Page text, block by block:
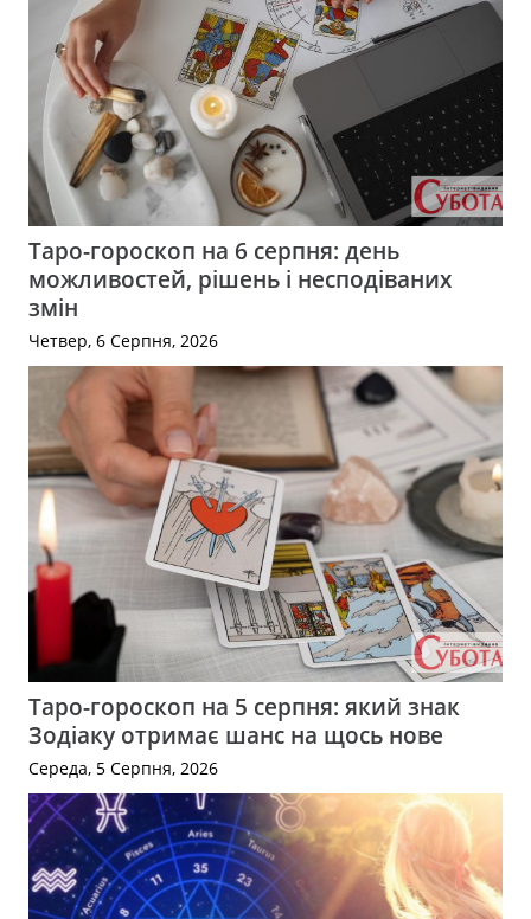
Таро-гороскоп на 6 серпня: день
можливостей, рішень і несподіваних
змін
Четвер, 6 Серпня, 2026
Таро-гороскоп на 5 серпня: який знак
Зодіаку отримає шанс на щось нове
Середа, 5 Серпня, 2026